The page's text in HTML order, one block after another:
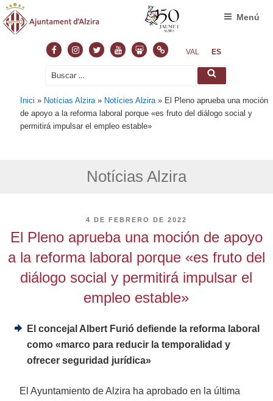
FacebookInstagram
TwitterYoutubeSlideshare
NormasVAL ES
Buscar
Buscar
Menú
Inici » Notícias Alzira » Notícies Alzira » El Pleno aprueba una moción
de apoyo a la reforma laboral porque «es fruto del diálogo social y
permitirá impulsar el empleo estable»
Notícias Alzira
PUBLICADO
4 DE FEBRERO DE 2022
El Pleno aprueba una moción de apoyo
a la reforma laboral porque «es fruto del
diálogo social y permitirá impulsar el
empleo estable»
El concejal Albert Furió defiende la reforma laboral
como «marco para reducir la temporalidad y
ofrecer seguridad jurídica»
El Ayuntamiento de Alzira ha aprobado en la última